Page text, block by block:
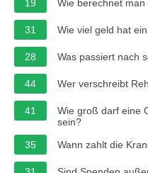
19 Wie berechnet
31 Wie viel geld hat
28 Was passiert nach
44 Wer verschreibt
41
Wie groß darf eine
sein?
35
Wann zahlt die